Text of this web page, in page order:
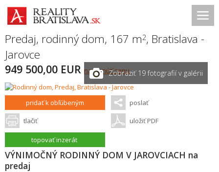
Predaj, rodinný dom, 167 m2, Bratislava -
Jarovce
949 500,00 EUR navrhnúť cenuZobraziť 19 fotografií v galérii
pridať k obľúbeným poslať
tlačiť uložiť PDF
topovať inzerát
VÝNIMOČNÝ RODINNÝ DOM V JAROVCIACH na
predaj